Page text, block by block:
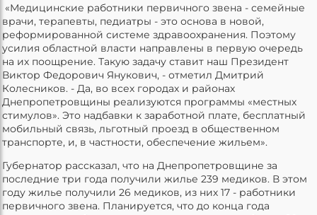
«Медицинские работники первичного звена - семейные
врачи, терапевты, педиатры - это основа в новой,
реформированной системе здравоохранения. Поэтому
усилия областной власти направлены в первую очередь
на их поощрение. Такую задачу ставит наш Президент
Виктор Федорович Янукович, - отметил Дмитрий
Колесников. - Да, во всех городах и районах
Днепропетровщины реализуются программы «местных
стимулов». Это надбавки к заработной плате, бесплатный
мобильный связь, льготный проезд в общественном
транспорте, и, в частности, обеспечение жильем».
Губернатор рассказал, что на Днепропетровщине за
последние три года получили жилье 239 медиков. В этом
году жилье получили 26 медиков, из них 17 - работники
первичного звена. Планируется, что до конца года